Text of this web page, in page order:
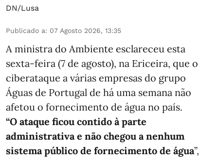
DN/Lusa
Publicado a: 07 Agosto 2026, 13:35
A ministra do Ambiente esclareceu esta
sexta-feira (7 de agosto), na Ericeira, que o
ciberataque a várias empresas do grupo
Águas de Portugal de há uma semana não
afetou o fornecimento de água no país.
“O ataque ficou contido à parte
administrativa e não chegou a nenhum
sistema público de fornecimento de água”,